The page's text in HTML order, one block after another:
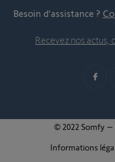
Besoin d’assistance ?
Recevez nos actus,
© 2022 Somfy –
Informations